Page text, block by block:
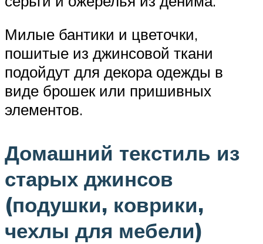
Милые бантики и цветочки,
пошитые из джинсовой ткани
подойдут для декора одежды в
виде брошек или пришивных
элементов.
Домашний текстиль из
старых джинсов
(подушки, коврики,
чехлы для мебели)